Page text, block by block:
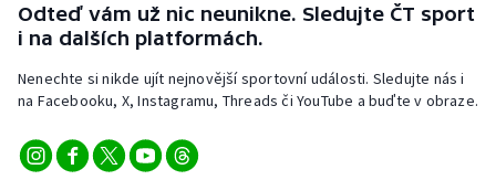
Odteď vám už nic neunikne. Sledujte ČT sport
i na dalších platformách.
Nenechte si nikde ujít nejnovější sportovní události. Sledujte nás i
na Facebooku, X, Instagramu, Threads či YouTube a buďte v obraze.